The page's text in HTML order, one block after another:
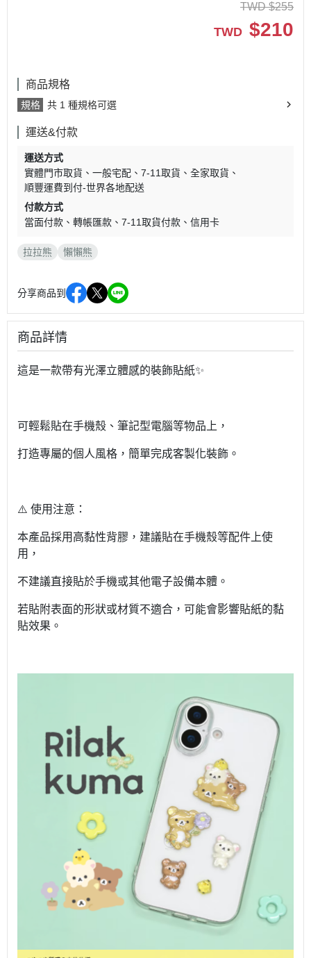
TWD $255
TWD $210
商品規格
規格 共 1 種規格可選
運送&付款
運送方式
實體門市取貨
一般宅配 7-11取貨
全家取貨
順豐運費到付-世界各地配送
付款方式
當面付款
轉帳匯款 7-11取貨付款 信用卡
拉拉熊 懶懶熊
分享商品到
商品詳情
這是一款帶有光澤立體感的裝飾貼紙✨
可輕鬆貼在手機殼、筆記型電腦等物品上，
打造專屬的個人風格，簡單完成客製化裝飾。
⚠️ 使用注意：
本產品採用高黏性背膠，建議貼在手機殼等配件上使
用，
不建議直接貼於手機或其他電子設備本體。
若貼附表面的形狀或材質不適合，可能會影響貼紙的黏
貼效果。